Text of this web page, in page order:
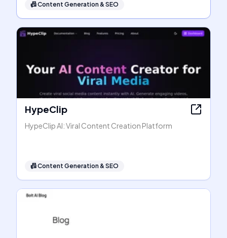
📠Content Generation & SEO
HypeClip
HypeClip AI: Viral Content Creation Platform
📠Content Generation & SEO